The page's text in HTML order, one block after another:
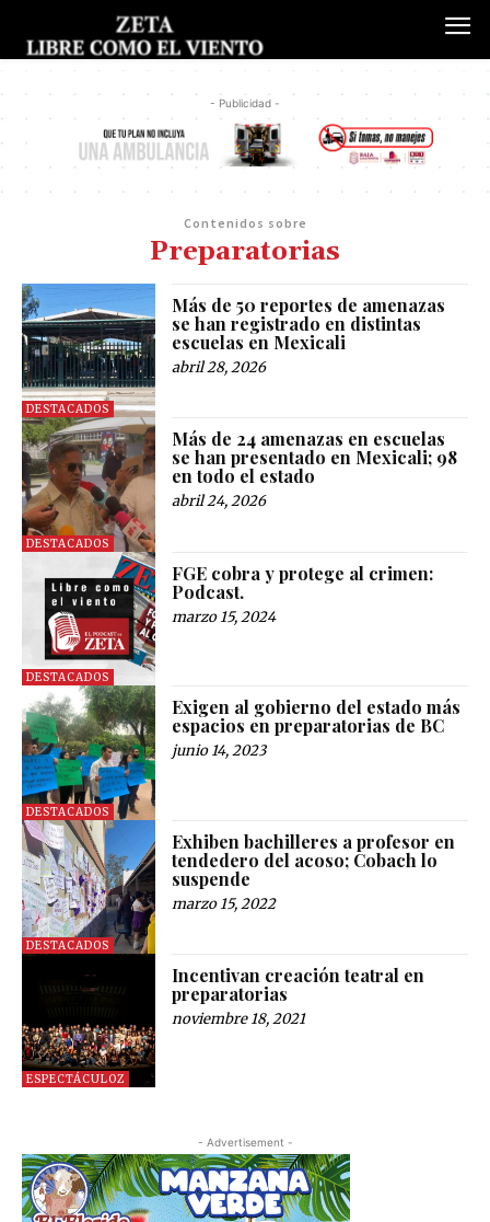
- Publicidad -
Contenidos sobre
Preparatorias
DESTACADOS
Más de 50 reportes de amenazas
se han registrado en distintas
escuelas en Mexicali
abril 28, 2026
DESTACADOS
Más de 24 amenazas en escuelas
se han presentado en Mexicali; 98
en todo el estado
abril 24, 2026
DESTACADOS
FGE cobra y protege al crimen:
Podcast.
marzo 15, 2024
DESTACADOS
Exigen al gobierno del estado más
espacios en preparatorias de BC
junio 14, 2023
DESTACADOS
Exhiben bachilleres a profesor en
tendedero del acoso; Cobach lo
suspende
marzo 15, 2022
ESPECTÁCULOZ
Incentivan creación teatral en
preparatorias
noviembre 18, 2021
- Advertisement -